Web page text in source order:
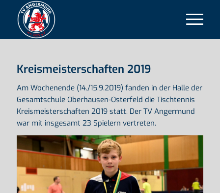
Kreismeisterschaften 2019
Am Wochenende (14./15.9.2019) fanden in der Halle der
Gesamtschule Oberhausen-Osterfeld die Tischtennis
Kreismeisterschaften 2019 statt. Der TV Angermund
war mit insgesamt 23 Spielern vertreten.